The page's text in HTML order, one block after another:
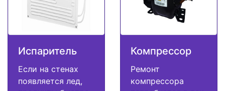
Испаритель
Если на стенах
появляется лед,
Компрессор
Ремонт
компрессора